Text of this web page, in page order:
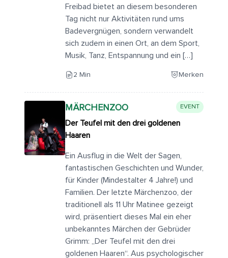
Freibad bietet an diesem besonderen
Tag nicht nur Aktivitäten rund ums
Badevergnügen, sondern verwandelt
sich zudem in einen Ort, an dem Sport,
Musik, Tanz, Entspannung und ein […]
2 Min Merken
MÄRCHENZOO EVENT
Der Teufel mit den drei goldenen
Haaren
Ein Ausflug in die Welt der Sagen,
fantastischen Geschichten und Wunder,
für Kinder (Mindestalter 4 Jahre!) und
Familien. Der letzte Märchenzoo, der
traditionell als 11 Uhr Matinee gezeigt
wird, präsentiert dieses Mal ein eher
unbekanntes Märchen der Gebrüder
Grimm: „Der Teufel mit den drei
goldenen Haaren“. Aus psychologischer